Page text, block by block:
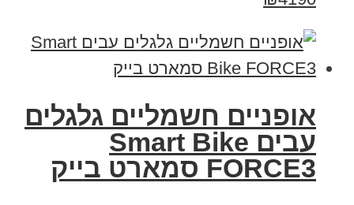
אופניים חשמליים גלגלים
עבים Smart Bike
FORCE3 סמארט בייק